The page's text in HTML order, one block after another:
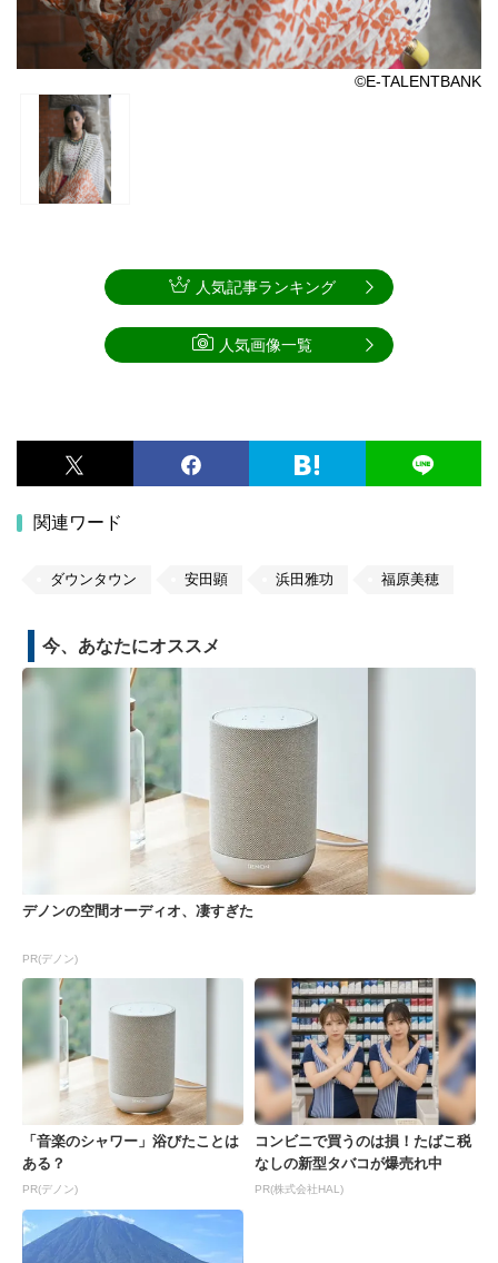
©E-TALENTBANK
関連ワード
ダウンタウン 安田顕 浜田雅功 福原美穂
人気記事ランキング
人気画像一覧
今、あなたにオススメ
デノンの空間オーディオ、凄すぎた
PR(デノン)
「音楽のシャワー」浴びたことは
ある？
PR(デノン)
コンビニで買うのは損！たばこ税
なしの新型タバコが爆売れ中
PR(株式会社HAL)